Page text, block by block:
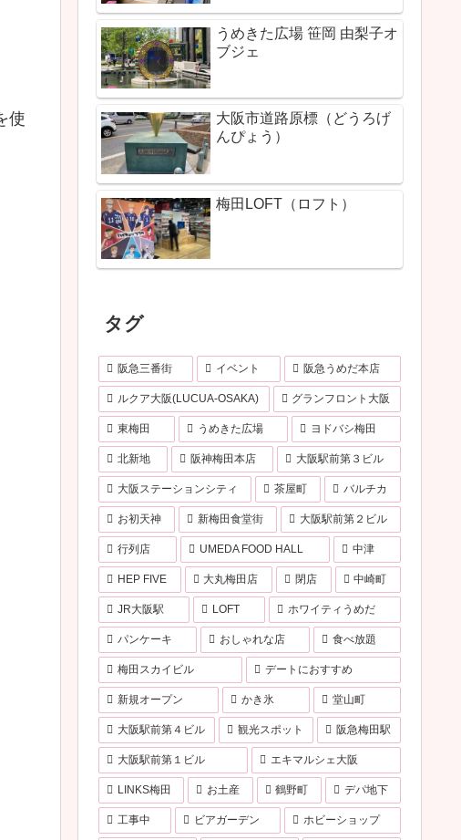
使
うめきた広場 笹岡 由梨子オ
ブジェ
大阪市道路原標（どうろげ
んぴょう）
梅田LOFT（ロフト）
タグ
阪急三番街 イベント 阪急うめだ本店
ルクア大阪(LUCUA-OSAKA) グランフロント大阪
東梅田 うめきた広場 ヨドバシ梅田
北新地 阪神梅田本店 大阪駅前第３ビル
大阪ステーションシティ 茶屋町 バルチカ
お初天神 新梅田食堂街 大阪駅前第２ビル
行列店 UMEDA FOOD HALL 中津
HEP FIVE 大丸梅田店 閉店 中崎町
JR大阪駅 LOFT ホワイティうめだ
パンケーキ おしゃれな店 食べ放題
梅田スカイビル デートにおすすめ
新規オープン かき氷 堂山町
大阪駅前第４ビル 観光スポット 阪急梅田駅
大阪駅前第１ビル エキマルシェ大阪
LINKS梅田 お土産 鶴野町 デパ地下
工事中 ビアガーデン ホビーショップ